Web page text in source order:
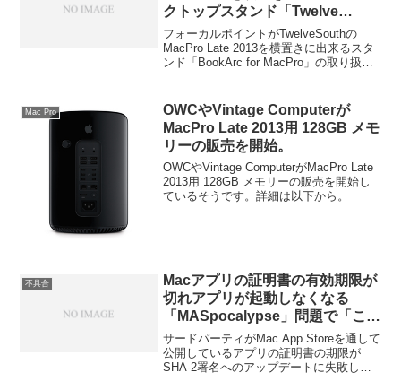
クトップスタンド「Twelve
South BookArc for MacPro」の
取り扱いを開始。
フォーカルポイントがTwelveSouthの
MacPro Late 2013を横置きに出来るスタ
ンド「BookArc for MacPro」の取り扱い
Mac Pro
OWCやVintage Computerが
MacPro Late 2013用 128GB メモ
リーの販売を開始。
OWCやVintage ComputerがMacPro Late
2013用 128GB メモリーの販売を開始し
ているそうです。詳細は以下から。
不具合
Macアプリの証明書の有効期限が
切れアプリが起動しなくなる
「MASpocalypse」問題で「この
アプリは起動しません、星1つで
す」というレビューが出始める。
サードパーティがMac App Storeを通して
公開しているアプリの証明書の期限が
SHA-2署名へのアップデートに失敗しア